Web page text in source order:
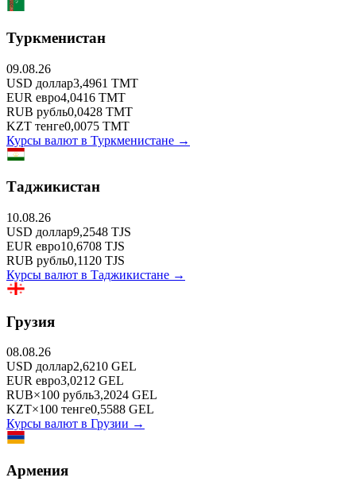
Туркменистан
09.08.26
USD доллар3,4961 TMT
EUR евро4,0416 TMT
RUB рубль0,0428 TMT
KZT тенге0,0075 TMT
Курсы валют в Туркменистане →
Таджикистан
10.08.26
USD доллар9,2548 TJS
EUR евро10,6708 TJS
RUB рубль0,1120 TJS
Курсы валют в Таджикистане →
Грузия
08.08.26
USD доллар2,6210 GEL
EUR евро3,0212 GEL
RUB×100 рубль3,2024 GEL
KZT×100 тенге0,5588 GEL
Курсы валют в Грузии →
Армения